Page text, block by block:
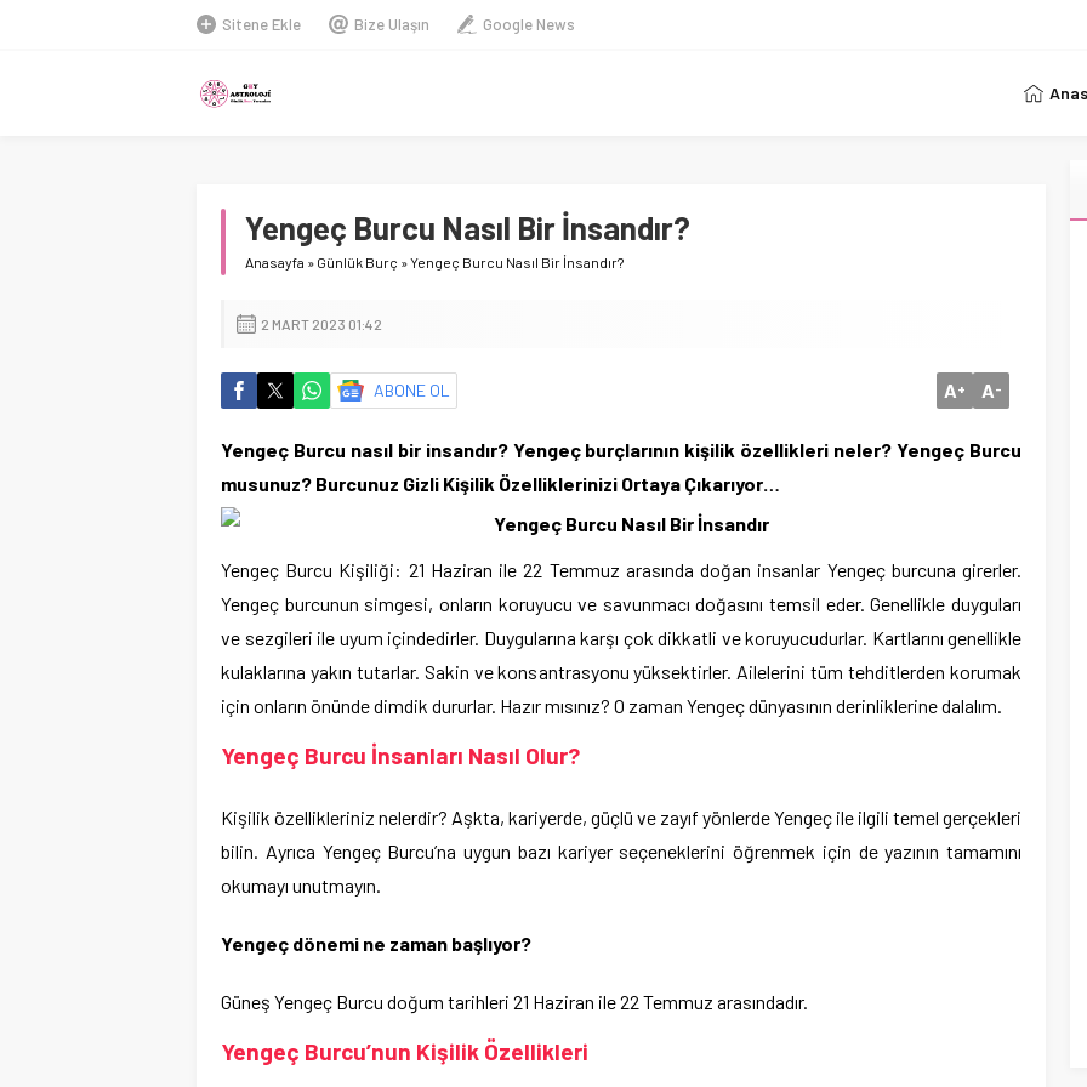
Sitene Ekle Bize Ulaşın Google News
Yengeç Burcu Nasıl Bir İnsandır?
Anasayfa » Günlük Burç »Yengeç Burcu Nasıl Bir İnsandır?
2 MART 2023 01:42
ABONE OL A+ A-
Yengeç Burcu nasıl bir insandır? Yengeç burçlarının kişilik özellikleri neler? Yengeç Burcu
musunuz? Burcunuz Gizli Kişilik Özelliklerinizi Ortaya Çıkarıyor…
Yengeç Burcu Kişiliği: 21 Haziran ile 22 Temmuz arasında doğan insanlar Yengeç burcuna girerler.
Yengeç burcunun simgesi, onların koruyucu ve savunmacı doğasını temsil eder. Genellikle duyguları
ve sezgileri ile uyum içindedirler. Duygularına karşı çok dikkatli ve koruyucudurlar. Kartlarını genellikle
kulaklarına yakın tutarlar. Sakin ve konsantrasyonu yüksektirler. Ailelerini tüm tehditlerden korumak
için onların önünde dimdik dururlar. Hazır mısınız? O zaman Yengeç dünyasının derinliklerine dalalım.
Yengeç Burcu İnsanları Nasıl Olur?
Kişilik özellikleriniz nelerdir? Aşkta, kariyerde, güçlü ve zayıf yönlerde Yengeç ile ilgili temel gerçekleri
bilin. Ayrıca Yengeç Burcu’na uygun bazı kariyer seçeneklerini öğrenmek için de yazının tamamını
okumayı unutmayın.
Yengeç dönemi ne zaman başlıyor?
Güneş Yengeç Burcu doğum tarihleri ​​21 Haziran ile 22 Temmuz arasındadır.
Yengeç Burcu’nun Kişilik Özellikleri